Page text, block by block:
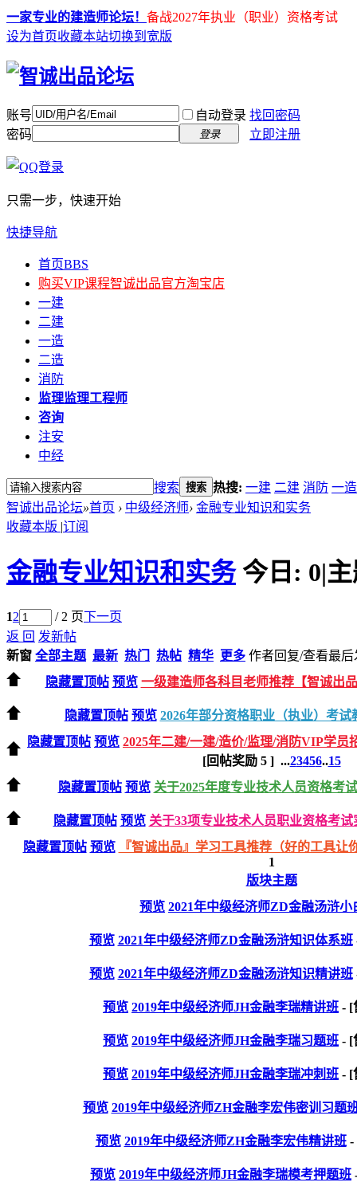
一家专业的建造师论坛！ 备战2027年执业（职业）资格考试
设为首页收藏本站切换到宽版
账号 自动登录 找回密码
密码
登录 立即注册
只需一步，快速开始
快捷导航
首页BBS
购买VIP课程智诚出品官方淘宝店
一建
二建
一造
二造
消防
监理监理工程师
咨询
注安
中经
搜索 搜索 热搜: 一建 二建 消防 一造
智诚出品论坛»首页 › 中级经济师› 金融专业知识和实务
收藏本版 |订阅
金融专业知识和实务 今日: 0|
12 / 2 页下一页
返 回 发新帖
新窗 全部主题 最新 热门 热帖 精华 更多 作者回复/查看最后
隐藏置顶帖 预览 一级建造师各科目老师推荐【智诚出
隐藏置顶帖 预览 2026年部分资格职业（执业）考试
隐藏置顶帖 预览 2025年二建/一建/造价/监理/消防VIP学员
[回帖奖励 5] ...23456..15
隐藏置顶帖 预览 关于2025年度专业技术人员资格考
隐藏置顶帖 预览 关于33项专业技术人员职业资格考
隐藏置顶帖 预览
『智诚出品』学习工具推荐（好的工具让
1
版块主题
预览 2021年中级经济师ZD金融汤浒小
预览 2021年中级经济师ZD金融汤浒知识体系班
预览 2021年中级经济师ZD金融汤浒知识精讲班
预览 2019年中级经济师JH金融李瑞精讲班 - [
预览 2019年中级经济师JH金融李瑞习题班 - [
预览 2019年中级经济师JH金融李瑞冲刺班 - [
预览 2019年中级经济师ZH金融李宏伟密训习题
预览 2019年中级经济师ZH金融李宏伟精讲班-
预览 2019年中级经济师JH金融李瑞模考押题班